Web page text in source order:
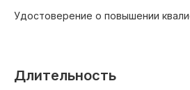
Удостоверение о повышении
Длительность